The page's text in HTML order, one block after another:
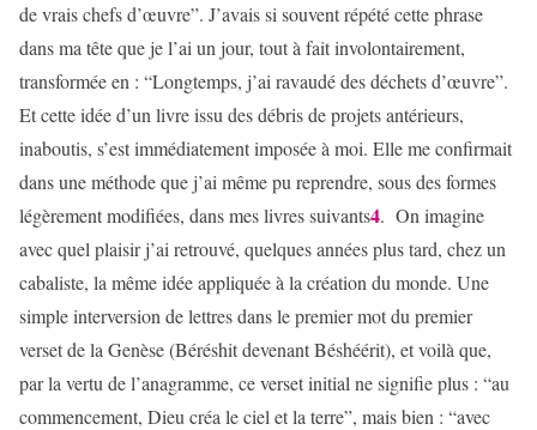
de vrais chefs d’œuvre”. J’avais si souvent répété cette phrase
dans ma tête que je l’ai un jour, tout à fait involontairement,
transformée en : “Longtemps, j’ai ravaudé des déchets d’œuvre”.
Et cette idée d’un livre issu des débris de projets antérieurs,
inaboutis, s’est immédiatement imposée à moi. Elle me confirmait
dans une méthode que j’ai même pu reprendre, sous des formes
légèrement modifiées, dans mes livres suivants4. On imagine
avec quel plaisir j’ai retrouvé, quelques années plus tard, chez un
cabaliste, la même idée appliquée à la création du monde. Une
simple interversion de lettres dans le premier mot du premier
verset de la Genèse (Béréshit devenant Béshéérit), et voilà que,
par la vertu de l’anagramme, ce verset initial ne signifie plus : “au
commencement, Dieu créa le ciel et la terre”, mais bien : “avec